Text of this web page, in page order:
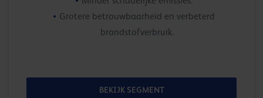
Grotere betrouwbaarheid en verbeterd
brandstofverbruik.
BEKIJK SEGMENT